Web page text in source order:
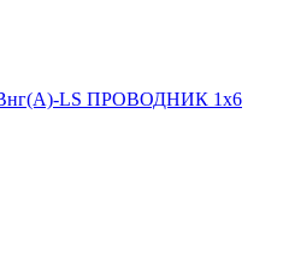
LS ПРОВОДНИК 1x6